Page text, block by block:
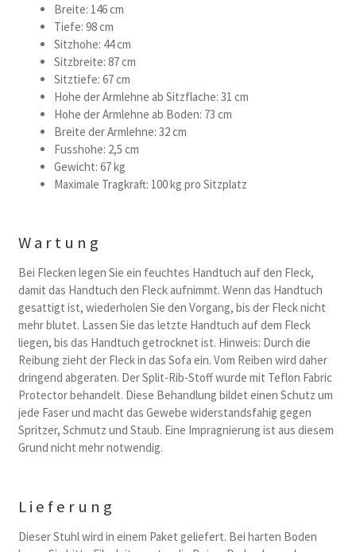
Breite: 146 cm
Tiefe: 98 cm
Sitzhohe: 44 cm
Sitzbreite: 87 cm
Sitztiefe: 67 cm
Hohe der Armlehne ab Sitzflache: 31 cm
Hohe der Armlehne ab Boden: 73 cm
Breite der Armlehne: 32 cm
Fusshohe: 2,5 cm
Gewicht: 67 kg
Maximale Tragkraft: 100 kg pro Sitzplatz
Wartung
Bei Flecken legen Sie ein feuchtes Handtuch auf den Fleck,
damit das Handtuch den Fleck aufnimmt. Wenn das Handtuch
gesattigt ist, wiederholen Sie den Vorgang, bis der Fleck nicht
mehr blutet. Lassen Sie das letzte Handtuch auf dem Fleck
liegen, bis das Handtuch getrocknet ist. Hinweis: Durch die
Reibung zieht der Fleck in das Sofa ein. Vom Reiben wird daher
dringend abgeraten. Der Split-Rib-Stoff wurde mit Teflon Fabric
Protector behandelt. Diese Behandlung bildet einen Schutz um
jede Faser und macht das Gewebe widerstandsfahig gegen
Spritzer, Schmutz und Staub. Eine Impragnierung ist aus diesem
Grund nicht mehr notwendig.
Lieferung
Dieser Stuhl wird in einem Paket geliefert. Bei harten Boden